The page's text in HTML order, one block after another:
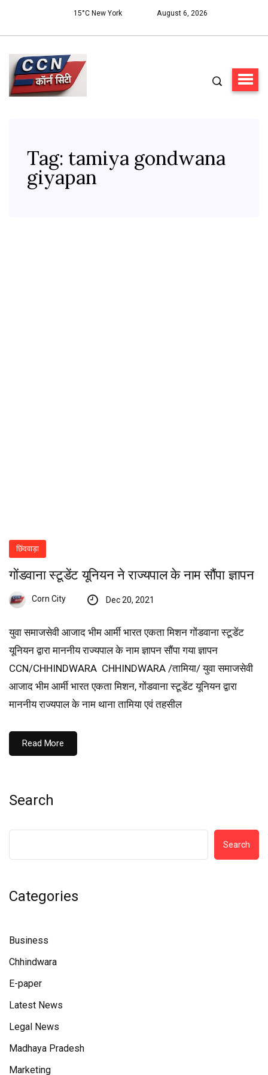
15°C New York August 6, 2026
Tag: tamiya gondwana
giyapan
छिंदवाड़ा
गोंडवाना स्टूडेंट यूनियन ने राज्यपाल के नाम सौंपा ज्ञापन
Corn City Dec 20, 2021
युवा समाजसेवी आजाद भीम आर्मी भारत एकता मिशन गोंडवाना स्टूडेंट
यूनियन द्वारा माननीय राज्यपाल के नाम ज्ञापन सौंपा गया ज्ञापन
CCN/CHHINDWARA CHHINDWARA /तामिया/ युवा समाजसेवी
आजाद भीम आर्मी भारत एकता मिशन, गोंडवाना स्टूडेंट यूनियन द्वारा
माननीय राज्यपाल के नाम थाना तामिया एवं तहसील
Read More
Search
Search
Categories
Business
Chhindwara
E-paper
Latest News
Legal News
Madhaya Pradesh
Marketing